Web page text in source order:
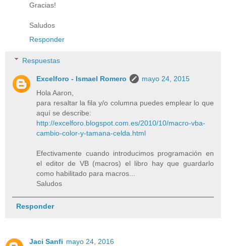
Gracias!
Saludos
Responder
Respuestas
Excelforo - Ismael Romero
mayo 24, 2015
Hola Aaron,
para resaltar la fila y/o columna puedes emplear lo que
aquí se describe:
http://excelforo.blogspot.com.es/2010/10/macro-vba-
cambio-color-y-tamana-celda.html
Efectivamente cuando introducimos programación en
el editor de VB (macros) el libro hay que guardarlo
como habilitado para macros...
Saludos
Responder
Jaci Sanfi mayo 24, 2016